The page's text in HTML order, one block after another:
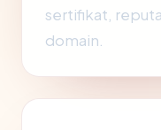
sertifikat,
domain.